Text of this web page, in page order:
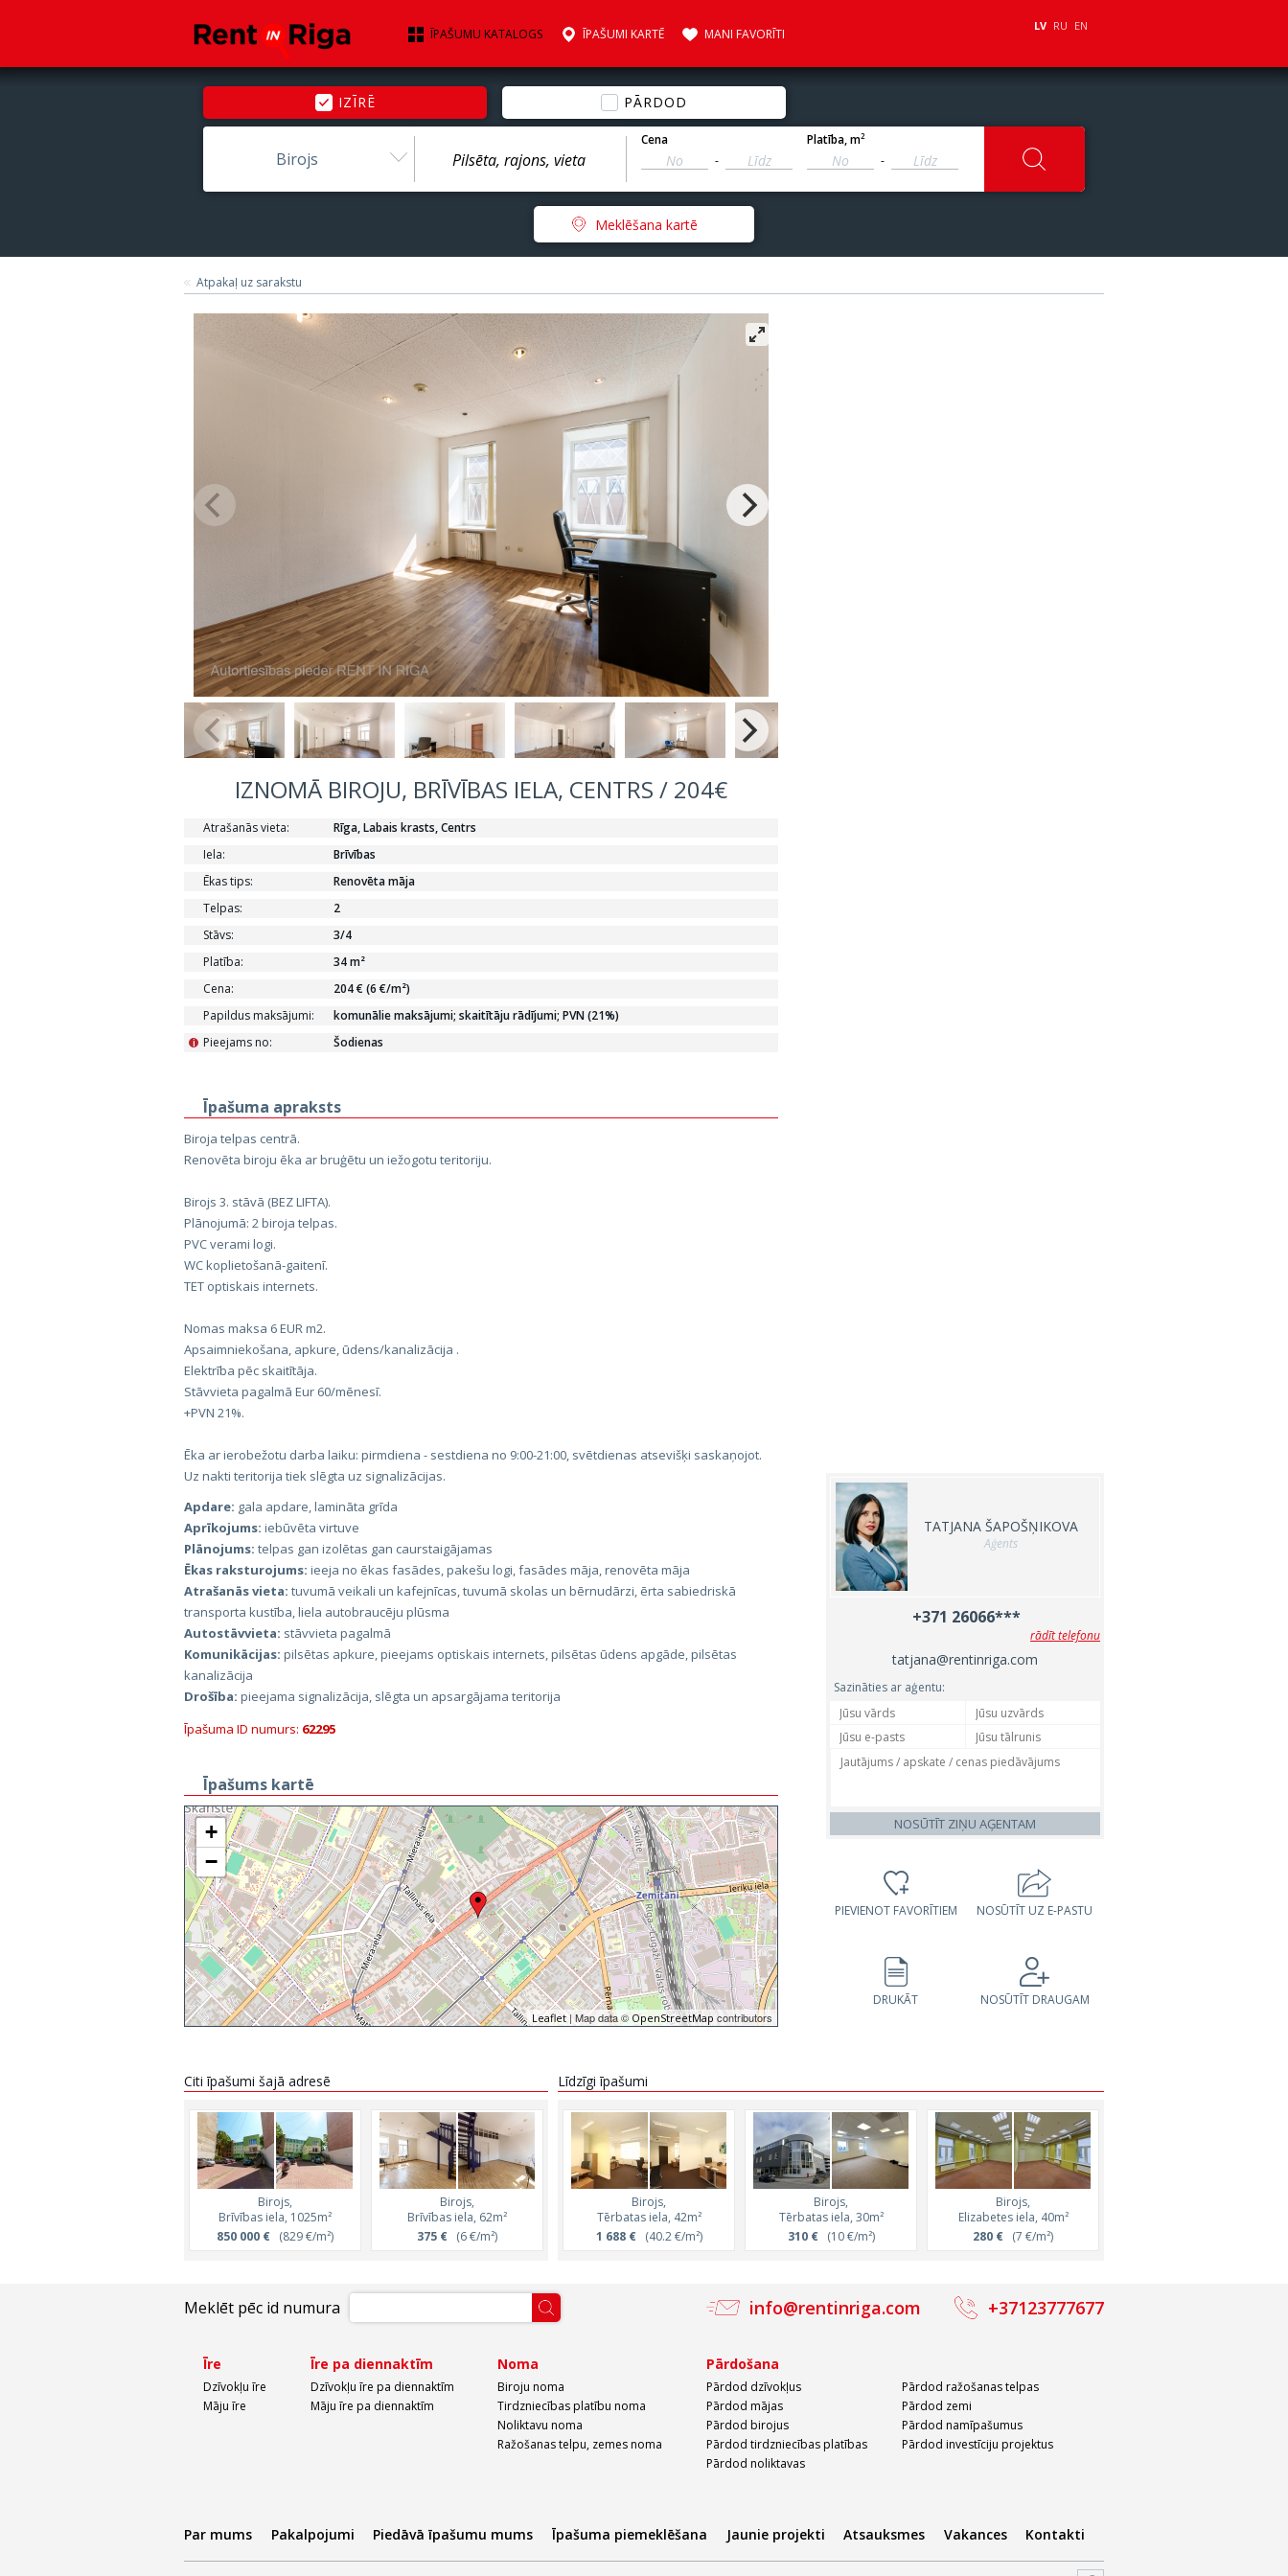
ĪPAŠUMU KATALOGS ĪPAŠUMI KARTĒ MANI FAVORĪTI
LV RU EN
IZĪRĒ PĀRDOD
Birojs
Cena
-
Platība, m2
-
Meklēšana kartē
Atpakaļ uz sarakstu
IZNOMĀ BIROJU, BRĪVĪBAS IELA, CENTRS / 204€
Atrašanās vieta:
Rīga, Labais krasts, Centrs
Iela:
Brīvības
Ēkas tips:
Renovēta māja
Telpas:
2
Stāvs:
3/4
Platība:
34 m²
Cena:
204 € (6 €/m²)
Papildus maksājumi:
komunālie maksājumi; skaitītāju rādījumi; PVN (21%)
Pieejams no:
i Šodienas
Īpašuma apraksts
Biroja telpas centrā.
Renovēta biroju ēka ar bruģētu un iežogotu teritoriju.
Birojs 3. stāvā (BEZ LIFTA).
Plānojumā: 2 biroja telpas.
PVC verami logi.
WC koplietošanā-gaitenī.
TET optiskais internets.
Nomas maksa 6 EUR m2.
Apsaimniekošana, apkure, ūdens/kanalizācija .
Elektrība pēc skaitītāja.
Stāvvieta pagalmā Eur 60/mēnesī.
+PVN 21%.
Ēka ar ierobežotu darba laiku: pirmdiena - sestdiena no 9:00-21:00, svētdienas atsevišķi saskaņojot.
Uz nakti teritorija tiek slēgta uz signalizācijas.
Apdare: gala apdare, lamināta grīda
Aprīkojums: iebūvēta virtuve
Plānojums: telpas gan izolētas gan caurstaigājamas
Ēkas raksturojums: ieeja no ēkas fasādes, pakešu logi, fasādes māja, renovēta māja
Atrašanās vieta: tuvumā veikali un kafejnīcas, tuvumā skolas un bērnudārzi, ērta sabiedriskā
transporta kustība, liela autobraucēju plūsma
Autostāvvieta: stāvvieta pagalmā
Komunikācijas: pilsētas apkure, pieejams optiskais internets, pilsētas ūdens apgāde, pilsētas
kanalizācija
Drošība: pieejama signalizācija, slēgta un apsargājama teritorija
Īpašuma ID numurs: 62295
Īpašums kartē
+
−
Leaflet| Map data ©OpenStreetMap contributors
TATJANA ŠAPOŠŅIKOVA
Aģents
+371 26066***
rādīt telefonu
tatjana@rentinriga.com
Sazināties ar aģentu:
NOSŪTĪT ZIŅU AĢENTAM
PIEVIENOT FAVORĪTIEM NOSŪTĪT UZ E-PASTU
DRUKĀT NOSŪTĪT DRAUGAM
Citi īpašumi šajā adresē
Birojs,
Brīvības iela, 1025m²
850 000 € (829 €/m²)
Birojs,
Brīvības iela, 62m²
375 € (6 €/m²)
Birojs,
Brīvības iela, 32m²
224 € (7 €/m²)
Līdzīgi īpašumi
Birojs,
Tērbatas iela, 42m²
1 688 €(40.2 €/m²)
Birojs,
Tērbatas iela, 30m²
310 €(10 €/m²)
Birojs,
Elizabetes iela, 40m²
280 € (7 €/m²)
Meklēt pēc id numura info@rentinriga.com +37123777677
Īre
Dzīvokļu īre
Māju īre
Īre pa diennaktīm
Dzīvokļu īre pa diennaktīm
Māju īre pa diennaktīm
Noma
Biroju noma
Tirdzniecības platību noma
Noliktavu noma
Ražošanas telpu, zemes noma
Pārdošana
Pārdod dzīvokļus
Pārdod mājas
Pārdod birojus
Pārdod tirdzniecības platības
Pārdod noliktavas
Pārdod ražošanas telpas
Pārdod zemi
Pārdod namīpašumus
Pārdod investīciju projektus
Par mums Pakalpojumi Piedāvā īpašumu mums Īpašuma piemeklēšana Jaunie projekti Atsauksmes Vakances Kontakti